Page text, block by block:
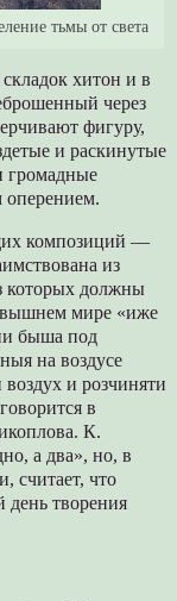
тьмы от света
хитон и в
через
фигуру,
и раскинутые
громадные
оперением.
композиций —
из
которых должны
вышнем мире «иже
быша под
на воздусе
и розчиняти
в
К.
а два», но, в
считает, что
день творения